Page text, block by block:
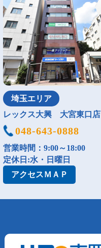
埼玉エリア
レックス大興 大宮東口店
048-643-0888
営業時間：9:00～18:00
定休日:水・日曜日
アクセスＭＡＰ